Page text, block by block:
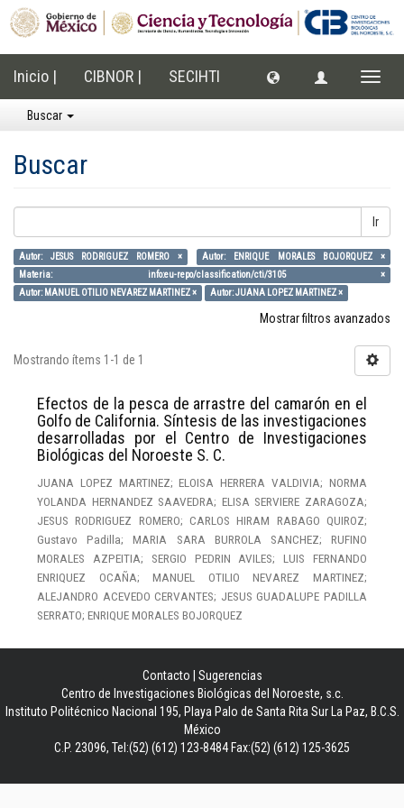
Inicio | CIBNOR | SECIHTI
Buscar
Buscar
Ir
Autor: JESUS RODRIGUEZ ROMERO ×
Autor: ENRIQUE MORALES BOJORQUEZ ×
Materia: info:eu-repo/classification/cti/3105 ×
Autor: MANUEL OTILIO NEVAREZ MARTINEZ ×
Autor: JUANA LOPEZ MARTINEZ ×
Mostrar filtros avanzados
Mostrando ítems 1-1 de 1
Efectos de la pesca de arrastre del camarón en el
Golfo de California. Síntesis de las investigaciones
desarrolladas por el Centro de Investigaciones
Biológicas del Noroeste S. C.
JUANA LOPEZ MARTINEZ; ELOISA HERRERA VALDIVIA; NORMA
YOLANDA HERNANDEZ SAAVEDRA; ELISA SERVIERE ZARAGOZA;
JESUS RODRIGUEZ ROMERO; CARLOS HIRAM RABAGO QUIROZ;
Gustavo Padilla; MARIA SARA BURROLA SANCHEZ; RUFINO
MORALES AZPEITIA; SERGIO PEDRIN AVILES; LUIS FERNANDO
ENRIQUEZ OCAÑA; MANUEL OTILIO NEVAREZ MARTINEZ;
ALEJANDRO ACEVEDO CERVANTES; JESUS GUADALUPE PADILLA
SERRATO; ENRIQUE MORALES BOJORQUEZ
Contacto
Sugerencias
Centro de Investigaciones Biológicas del Noroeste, s.c.
Instituto Politécnico Nacional 195, Playa Palo de Santa Rita Sur La Paz, B.C.S.
México
C.P. 23096, Tel:(52) (612) 123-8484 Fax:(52) (612) 125-3625